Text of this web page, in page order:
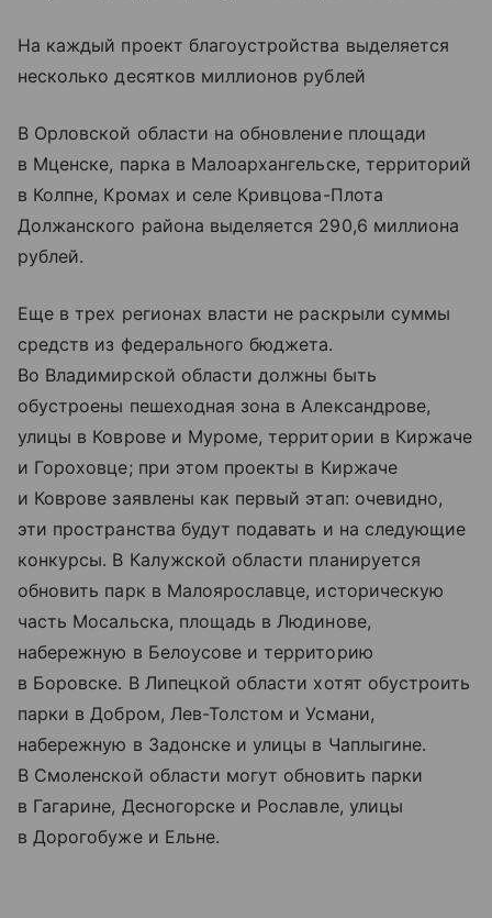
На каждый проект благоустройства выделяется
несколько десятков миллионов рублей
В Орловской области на обновление площади
в Мценске, парка в Малоархангельске, территорий
в Колпне, Кромах и селе Кривцова-Плота
Должанского района выделяется 290,6 миллиона
рублей.
Еще в трех регионах власти не раскрыли суммы
средств из федерального бюджета.
Во Владимирской области должны быть
обустроены пешеходная зона в Александрове,
улицы в Коврове и Муроме, территории в Киржаче
и Гороховце; при этом проекты в Киржаче
и Коврове заявлены как первый этап: очевидно,
эти пространства будут подавать и на следующие
конкурсы. В Калужской области планируется
обновить парк в Малоярославце, историческую
часть Мосальска, площадь в Людинове,
набережную в Белоусове и территорию
в Боровске. В Липецкой области хотят обустроить
парки в Добром, Лев-Толстом и Усмани,
набережную в Задонске и улицы в Чаплыгине.
В Смоленской области могут обновить парки
в Гагарине, Десногорске и Рославле, улицы
в Дорогобуже и Ельне.